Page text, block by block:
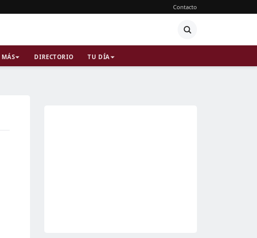
Contacto
MÁS DIRECTORIO TU DÍA